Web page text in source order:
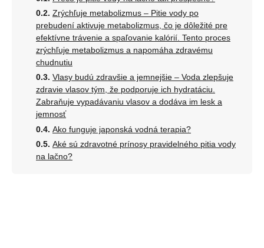
Zrýchľuje metabolizmus – Pitie vody po
prebudení aktivuje metabolizmus, čo je dôležité pre
efektívne trávenie a spaľovanie kalórií. Tento proces
zrýchľuje metabolizmus a napomáha zdravému
chudnutiu
Vlasy budú zdravšie a jemnejšie – Voda zlepšuje
zdravie vlasov tým, že podporuje ich hydratáciu.
Zabraňuje vypadávaniu vlasov a dodáva im lesk a
jemnosť
Ako funguje japonská vodná terapia?
Aké sú zdravotné prínosy pravidelného pitia vody
na lačno?